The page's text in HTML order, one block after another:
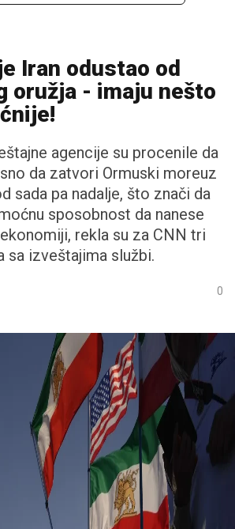
Iran odustao od
oružja - imaju nešto
agencije su procenile da
da zatvori Ormuski moreuz
sada pa nadalje, što znači da
sposobnost da nanese
rekla su za CNN tri
sa izveštajima službi.
0